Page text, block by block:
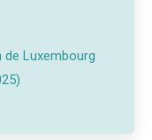
de Luxembourg